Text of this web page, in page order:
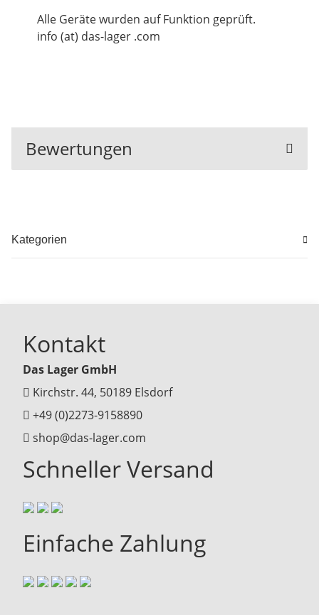
Alle Geräte wurden auf Funktion geprüft.
info (at) das-lager .com
Bewertungen
Kategorien
Kontakt
Das Lager GmbH
Kirchstr. 44, 50189 Elsdorf
+49 (0)2273-9158890
shop@das-lager.com
Schneller Versand
Einfache Zahlung